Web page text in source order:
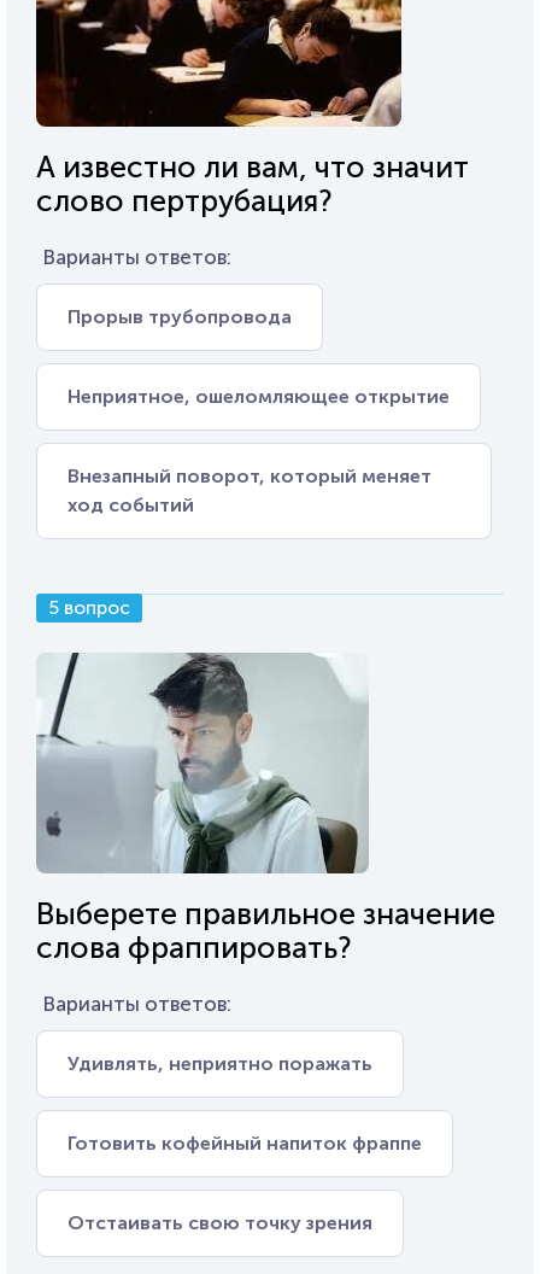
А известно ли вам, что значит
слово пертрубация?
Варианты ответов:
Прорыв трубопровода
Неприятное, ошеломляющее открытие
Внезапный поворот, который меняет
ход событий
5 вопрос
Выберете правильное значение
слова фраппировать?
Варианты ответов:
Удивлять, неприятно поражать
Готовить кофейный напиток фраппе
Отстаивать свою точку зрения